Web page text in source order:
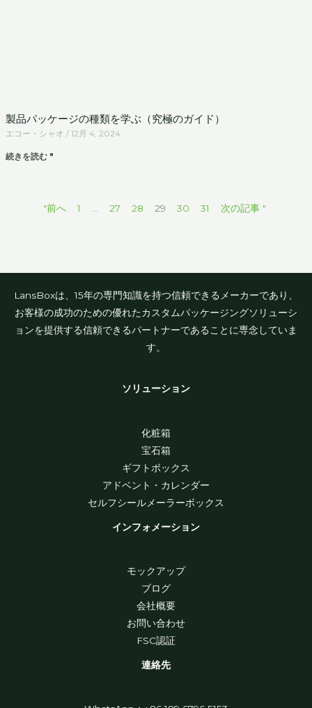
製品パッケージの種類を学ぶ（究極のガイド）
エコー・シャオ 12月 4, 2024
続きを読む "
"前へ 1 ... 27 28 29 30 31 次の記事 "
LansBoxは、15年の専門知識を持つ信頼できるメーカーであり、
お客様の成功のための優れたカスタムパッケージングソリューシ
ョンを提供する信頼できるパートナーであることに専念していま
す。
ソリューション
化粧箱
宝石箱
ギフトボックス
アドベント・カレンダー
セルフシールメーラーボックス
インフォメーション
モックアップ
ブログ
会社概要
お問い合わせ
FSC認証
連絡先